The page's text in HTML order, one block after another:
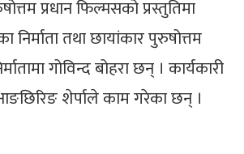
प्रधान फिल्मसको प्रस्तुतिमा
निर्माता तथा छायांकार पुरुषोत्तम
गोविन्द बोहरा छन् । कार्यकारी
शेर्पाले काम गरेका छन् ।